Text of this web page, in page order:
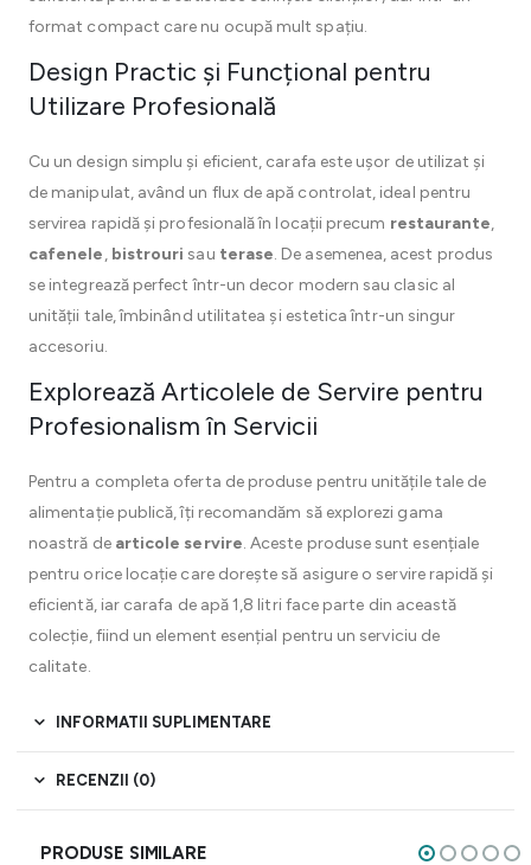
format compact care nu ocupă mult spațiu.
Design Practic și Funcțional pentru
Utilizare Profesională
Cu un design simplu și eficient, carafa este ușor de utilizat și
de manipulat, având un flux de apă controlat, ideal pentru
servirea rapidă și profesională în locații precum restaurante,
cafenele, bistrouri sau terase. De asemenea, acest produs
se integrează perfect într-un decor modern sau clasic al
unității tale, îmbinând utilitatea și estetica într-un singur
accesoriu.
Explorează Articolele de Servire pentru
Profesionalism în Servicii
Pentru a completa oferta de produse pentru unitățile tale de
alimentație publică, îți recomandăm să explorezi gama
noastră de articole servire. Aceste produse sunt esențiale
pentru orice locație care dorește să asigure o servire rapidă și
eficientă, iar carafa de apă 1,8 litri face parte din această
colecție, fiind un element esențial pentru un serviciu de
calitate.
INFORMATII SUPLIMENTARE
RECENZII (0)
PRODUSE SIMILARE